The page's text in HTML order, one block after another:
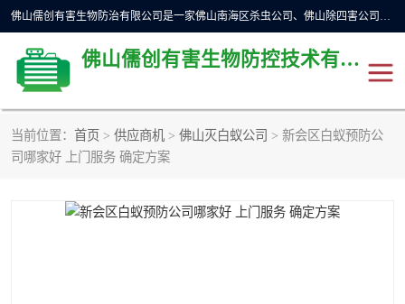
佛山儒创有害生物防治有限公司是一家佛山南海区杀虫公司、佛山除四害公司、佛山灭白蚁公司、佛山白蚁防治公司，让您远离虫害困扰。要问佛山白蚁防治哪家好？佛山儒创有害生物防治有限公司全佛山、广州，正规公司，上门勘查，可靠，售后有保障。
佛山儒创有害生物防控技术有限公司
当前位置： 首页 > 供应商机 > 佛山灭白蚁公司 > 新会区白蚁预防公
司哪家好 上门服务 确定方案
除四害公司
消毒消杀 佛山白蚁防治公司